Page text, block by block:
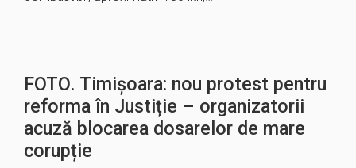
FOTO. Timișoara: nou protest pentru
reforma în Justiție – organizatorii
acuză blocarea dosarelor de mare
corupție